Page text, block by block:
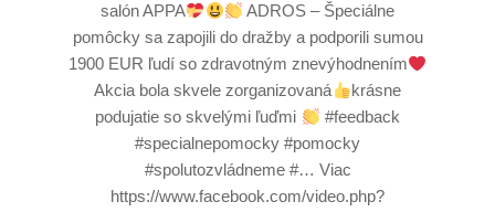
salón APPA
ADROS – Špeciálne
pomôcky sa zapojili do dražby a podporili sumou
1900 EUR ľudí so zdravotným znevýhodnením
Akcia bola skvele zorganizovaná
krásne
podujatie so skvelými ľuďmi
#feedback
#specialnepomocky #pomocky
#spolutozvládneme #… Viac
https://www.facebook.com/video.php?